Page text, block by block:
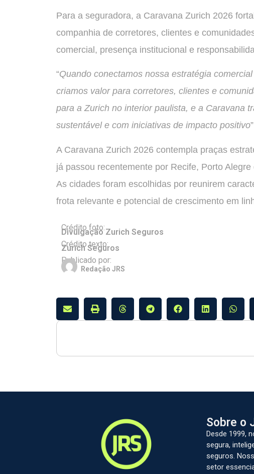
Para a seguradora, a Caravana Zurich 2026
companhia de corretores, clientes e
comercial, presença institucional e
“Quando conectamos nossa estratégia
criamos valor para corretores, clientes e
para a Zurich no interior paulista, e a Caravana
sustentável e com iniciativas de impacto positivo
A Caravana Zurich 2026 contempla praças
já passou recentemente por Recife, Porto
As cidades foram escolhidas por reunirem
frota relevante e potencial de crescimento em
Crédito foto:
Divulgação Zurich Seguros
Crédito texto:
Zurich Seguros
Publicado por:
Redação JRS
Sobre o
Desde 1999,
segura,
seguros.
setor